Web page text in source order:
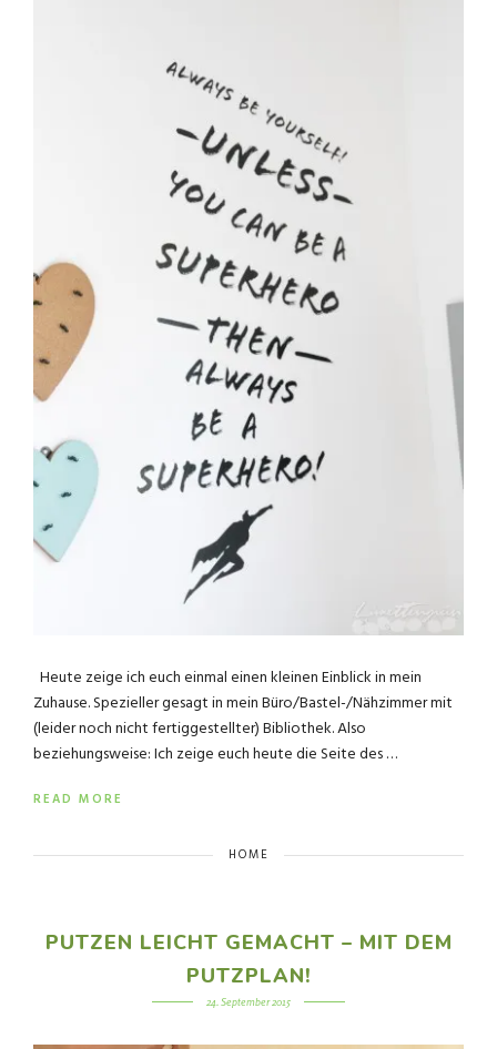
Heute zeige ich euch einmal einen kleinen Einblick in mein
Zuhause. Spezieller gesagt in mein Büro/Bastel-/Nähzimmer mit
(leider noch nicht fertiggestellter) Bibliothek. Also
beziehungsweise: Ich zeige euch heute die Seite des …
READ MORE
HOME
PUTZEN LEICHT GEMACHT – MIT DEM
PUTZPLAN!
24. September 2015